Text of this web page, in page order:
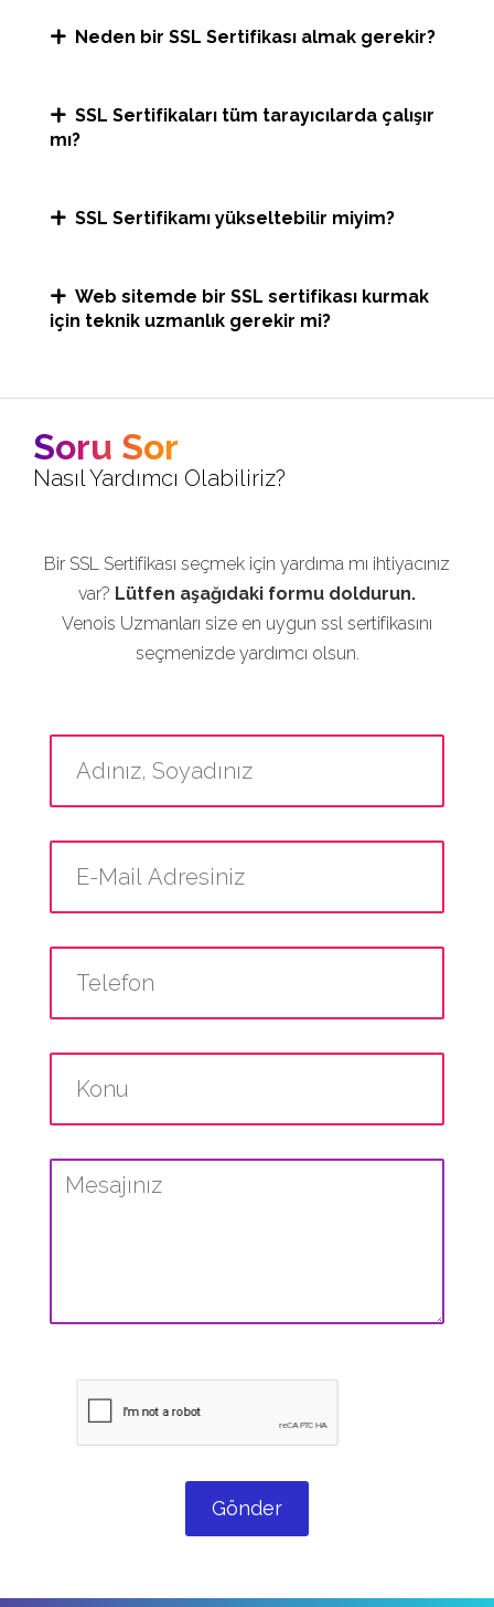
Neden bir SSL Sertifikası almak gerekir?
SSL Sertifikaları tüm tarayıcılarda çalışır
mı?
SSL Sertifikamı yükseltebilir miyim?
Web sitemde bir SSL sertifikası kurmak
için teknik uzmanlık gerekir mi?
Soru Sor
Nasıl Yardımcı Olabiliriz?
Bir SSL Sertifikası seçmek için yardıma mı ihtiyacınız
var? Lütfen aşağıdaki formu doldurun.
Venois Uzmanları size en uygun ssl sertifikasını
seçmenizde yardımcı olsun.
Gönder